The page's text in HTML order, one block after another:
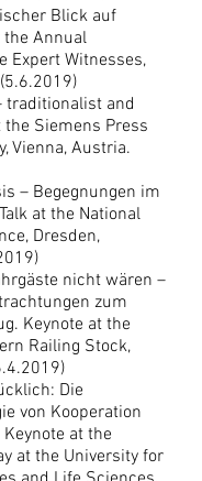
Blick auf
the Annual
Expert Witnesses,
traditionalist and
the Siemens Press
Vienna, Austria.
– Begegnungen im
at the National
Dresden,
nicht wären –
zum
Keynote at the
Railing Stock,
Die
von Kooperation
at the
at the University for